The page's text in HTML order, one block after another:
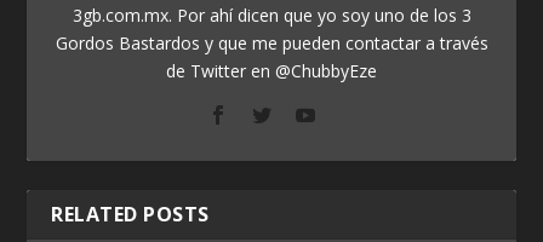
3gb.com.mx. Por ahí dicen que yo soy uno de los 3
Gordos Bastardos y que me pueden contactar a través
de Twitter en @ChubbyEze
RELATED POSTS